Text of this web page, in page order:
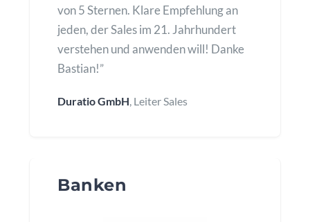
von 5 Sternen. Klare Empfehlung an
jeden, der Sales im 21. Jahrhundert
verstehen und anwenden will! Danke
Bastian!”
Duratio GmbH, Leiter Sales
Banken